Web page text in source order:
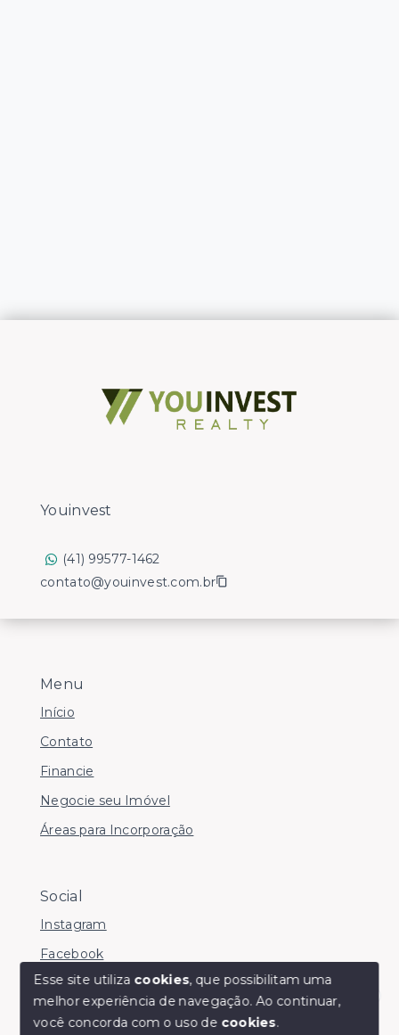
Olá! somos da Linkmob, como podemos ajudar?
Menu
Início
Contato
Financie
Negocie seu Imóvel
Áreas para Incorporação
Social
Instagram
Facebook
© Copyright 2026 - Youinvest - Todos os direitos
Youinvest
(41) 99577-1462
contato@youinvest.com.br
Esse site utiliza cookies, que possibilitam uma
melhor experiência de navegação.Ao continuar,
você concorda com o uso de cookies.